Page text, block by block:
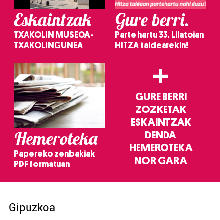
Eskaintzak
TXAKOLIN MUSEOA-
TXAKOLINGUNEA
Gure berri.
Parte hartu 33. Lilatoian
HITZA taldearekin!
Hemeroteka
Papereko zenbakiak
PDF formatuan
+
GURE BERRI
ZOZKETAK
ESKAINTZAK
DENDA
HEMEROTEKA
NOR GARA
Gipuzkoa